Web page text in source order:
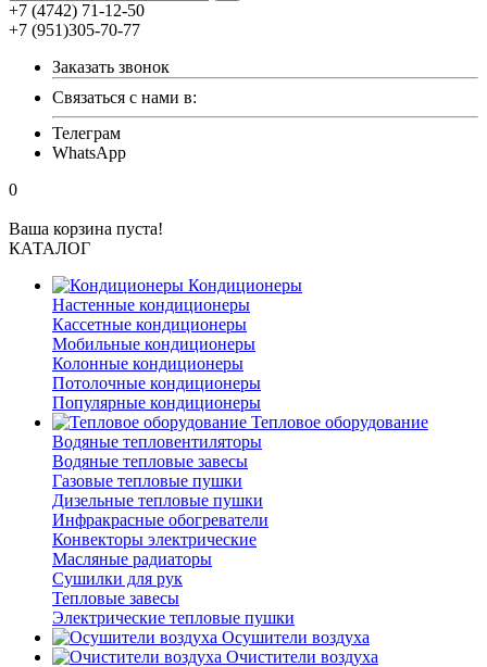
+7 (4742) 71-12-50
+7 (951)305-70-77
Заказать звонок
Связаться с нами в:
Телеграм
WhatsApp
0
Ваша корзина пуста!
КАТАЛОГ
Кондиционеры
Настенные кондиционеры
Кассетные кондиционеры
Мобильные кондиционеры
Колонные кондиционеры
Потолочные кондиционеры
Популярные кондиционеры
Тепловое оборудование
Водяные тепловентиляторы
Водяные тепловые завесы
Газовые тепловые пушки
Дизельные тепловые пушки
Инфракрасные обогреватели
Конвекторы электрические
Масляные радиаторы
Сушилки для рук
Тепловые завесы
Электрические тепловые пушки
Осушители воздуха
Очистители воздуха